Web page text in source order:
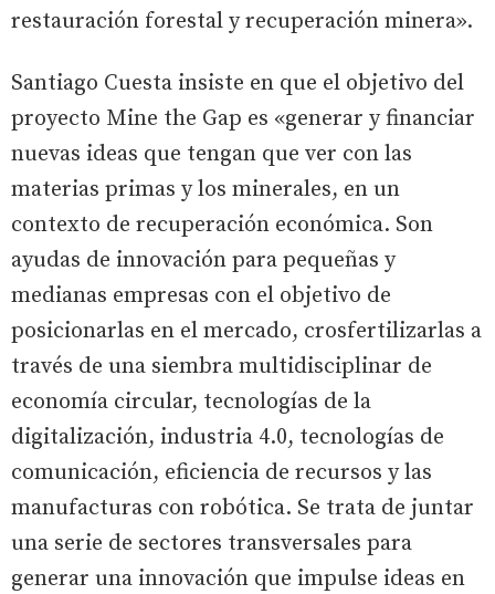
restauración forestal y recuperación minera».
Santiago Cuesta insiste en que el objetivo del
proyecto Mine the Gap es «generar y financiar
nuevas ideas que tengan que ver con las
materias primas y los minerales, en un
contexto de recuperación económica. Son
ayudas de innovación para pequeñas y
medianas empresas con el objetivo de
posicionarlas en el mercado, crosfertilizarlas a
través de una siembra multidisciplinar de
economía circular, tecnologías de la
digitalización, industria 4.0, tecnologías de
comunicación, eficiencia de recursos y las
manufacturas con robótica. Se trata de juntar
una serie de sectores transversales para
generar una innovación que impulse ideas en